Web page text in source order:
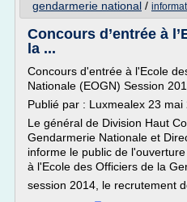
gendarmerie national /
Concours d’entrée à
la ...
Concours d'entrée à l'Ecole
Nationale (EOGN) Session
Publié par : Luxmealex 23
Le général de Division Haut
Gendarmerie Nationale et
informe le public de
à l'Ecole des Officiers de la
session 2014, le recrutement